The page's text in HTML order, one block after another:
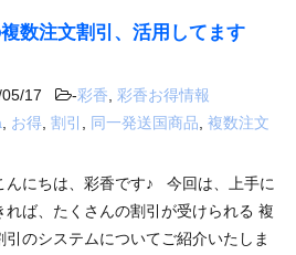
数注文割引、活用してます
17 -彩香
彩香お得情報
お得 割引 同一発送国商品 複数注文
んにちは、彩香です♪ 今回は、上手に
れば、たくさんの割引が受けられる 複
引のシステムについてご紹介いたしま